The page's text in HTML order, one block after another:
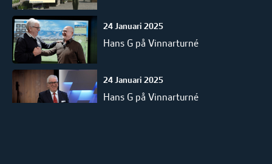
24 Januari 2025
Hans G på Vinnarturné
24 Januari 2025
Hans G på Vinnarturné